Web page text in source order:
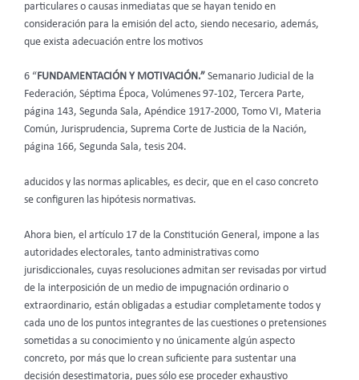
particulares o causas inmediatas que se hayan tenido en
consideración para la emisión del acto, siendo necesario, además,
que exista adecuación entre los motivos
6 “ FUNDAMENTACIÓN Y MOTIVACIÓN.” Semanario Judicial de la
Federación, Séptima Época, Volúmenes 97-102, Tercera Parte,
página 143, Segunda Sala, Apéndice 1917-2000, Tomo VI, Materia
Común, Jurisprudencia, Suprema Corte de Justicia de la Nación,
página 166, Segunda Sala, tesis 204.
aducidos y las normas aplicables, es decir, que en el caso concreto
se configuren las hipótesis normativas.
Ahora bien, el artículo 17 de la Constitución General, impone a las
autoridades electorales, tanto administrativas como
jurisdiccionales, cuyas resoluciones admitan ser revisadas por virtud
de la interposición de un medio de impugnación ordinario o
extraordinario, están obligadas a estudiar completamente todos y
cada uno de los puntos integrantes de las cuestiones o pretensiones
sometidas a su conocimiento y no únicamente algún aspecto
concreto, por más que lo crean suficiente para sustentar una
decisión desestimatoria, pues sólo ese proceder exhaustivo